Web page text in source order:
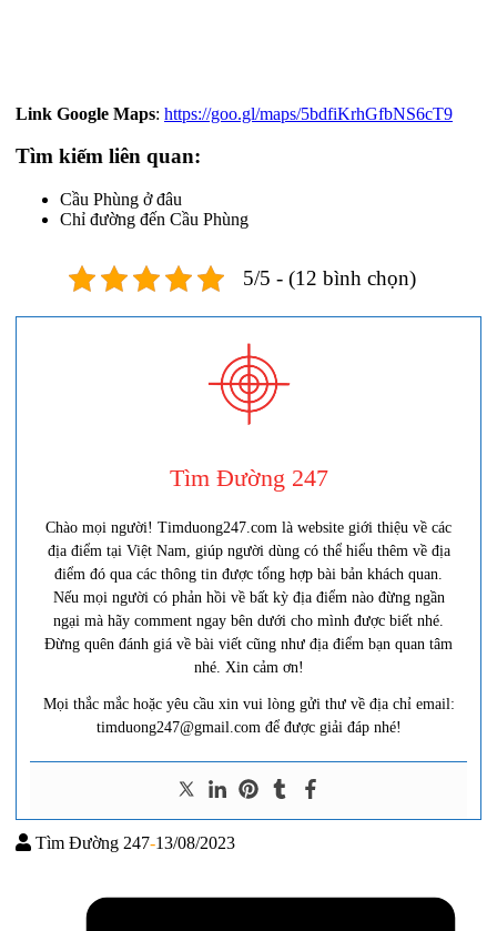
Link Google Maps: https://goo.gl/maps/5bdfiKrhGfbNS6cT9
Tìm kiếm liên quan:
Cầu Phùng ở đâu
Chỉ đường đến Cầu Phùng
5/5 - (12 bình chọn)
Tìm Đường 247
Chào mọi người! Timduong247.com là website giới thiệu về các
địa điểm tại Việt Nam, giúp người dùng có thể hiểu thêm về địa
điểm đó qua các thông tin được tổng hợp bài bản khách quan.
Nếu mọi người có phản hồi về bất kỳ địa điểm nào đừng ngần
ngại mà hãy comment ngay bên dưới cho mình được biết nhé.
Đừng quên đánh giá về bài viết cũng như địa điểm bạn quan tâm
nhé. Xin cảm ơn!
Mọi thắc mắc hoặc yêu cầu xin vui lòng gửi thư về địa chỉ email:
timduong247@gmail.com để được giải đáp nhé!
Tìm Đường 247-13/08/2023